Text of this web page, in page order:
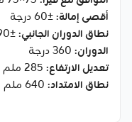
أقصى إمالة: ±60 درجة
نطاق الدوران الجانبي: ±90 درجة
الدوران: 360 درجة
تعديل الارتفاع: 285 ملم
نطاق الامتداد: 640 ملم